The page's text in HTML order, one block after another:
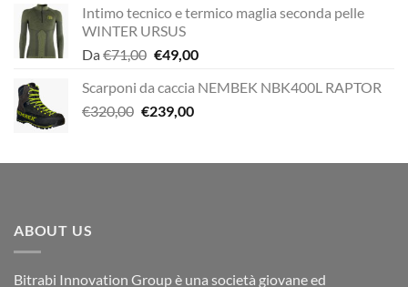
Intimo tecnico e termico maglia seconda pelle
WINTER URSUS
Da €71,00 Il
originale
era:
€49,00Il
attuale
Scarponi da caccia NEMBEK NBK400L RAPTOR
€320,00 Il
era:
€239,00Il
è:
ABOUT US
Bitrabi Innovation Group è una società giovane ed